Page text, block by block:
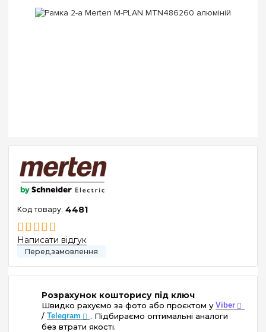
4481
Написати відгук
Розрахунок кошторису під ключ
Швидко рахуємо за фото або проєктом у Viber
/ Telegram
. Підбираємо оптимальні аналоги
без втрати якості.